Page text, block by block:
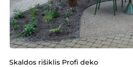
Skaldos rišiklis Profi deko